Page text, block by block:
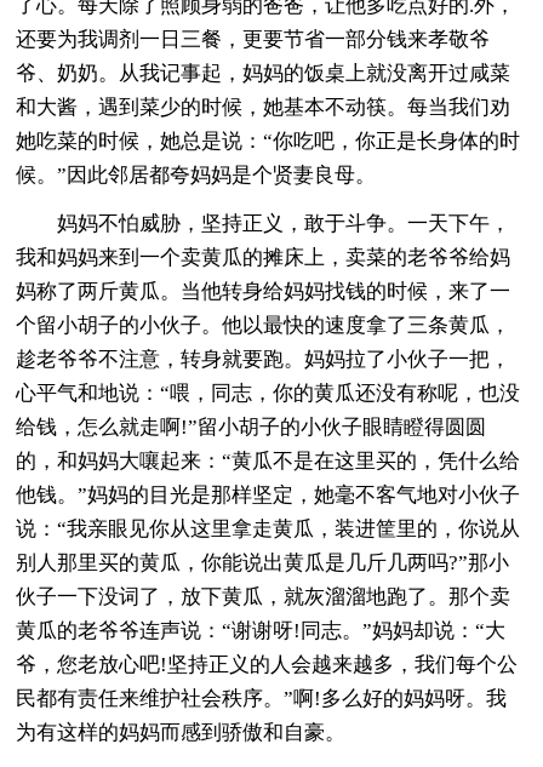
了心。每天除了照顾身弱的爸爸，让他多吃点好的.外，
还要为我调剂一日三餐，更要节省一部分钱来孝敬爷
爷、奶奶。从我记事起，妈妈的饭桌上就没离开过咸菜
和大酱，遇到菜少的时候，她基本不动筷。每当我们劝
她吃菜的时候，她总是说：“你吃吧，你正是长身体的时
候。”因此邻居都夸妈妈是个贤妻良母。
妈妈不怕威胁，坚持正义，敢于斗争。一天下午，
我和妈妈来到一个卖黄瓜的摊床上，卖菜的老爷爷给妈
妈称了两斤黄瓜。当他转身给妈妈找钱的时候，来了一
个留小胡子的小伙子。他以最快的速度拿了三条黄瓜，
趁老爷爷不注意，转身就要跑。妈妈拉了小伙子一把，
心平气和地说：“喂，同志，你的黄瓜还没有称呢，也没
给钱，怎么就走啊!”留小胡子的小伙子眼睛瞪得圆圆
的，和妈妈大嚷起来：“黄瓜不是在这里买的，凭什么给
他钱。”妈妈的目光是那样坚定，她毫不客气地对小伙子
说：“我亲眼见你从这里拿走黄瓜，装进筐里的，你说从
别人那里买的黄瓜，你能说出黄瓜是几斤几两吗?”那小
伙子一下没词了，放下黄瓜，就灰溜溜地跑了。那个卖
黄瓜的老爷爷连声说：“谢谢呀!同志。”妈妈却说：“大
爷，您老放心吧!坚持正义的人会越来越多，我们每个公
民都有责任来维护社会秩序。”啊!多么好的妈妈呀。我
为有这样的妈妈而感到骄傲和自豪。